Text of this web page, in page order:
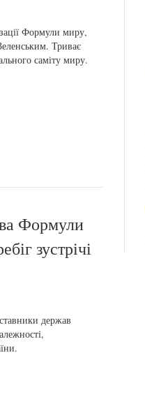
Формули миру,
Триває
саміту миру.
Формули
зустрічі
держав